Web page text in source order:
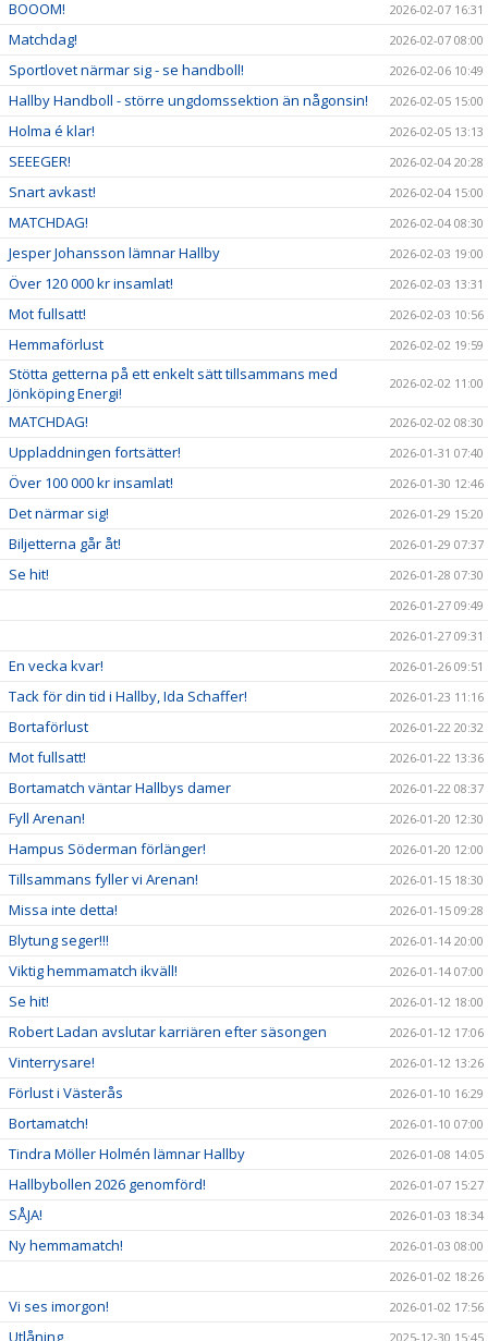
BOOOM! 2026-02-07 16:31
Matchdag! 2026-02-07 08:00
Sportlovet närmar sig - se handboll! 2026-02-06 10:49
Hallby Handboll - större ungdomssektion än någonsin! 2026-02-05 15:00
Holma é klar! 2026-02-05 13:13
SEEEGER! 2026-02-04 20:28
Snart avkast! 2026-02-04 15:00
MATCHDAG! 2026-02-04 08:30
Jesper Johansson lämnar Hallby 2026-02-03 19:00
Över 120 000 kr insamlat! 2026-02-03 13:31
Mot fullsatt! 2026-02-03 10:56
Hemmaförlust 2026-02-02 19:59
Stötta getterna på ett enkelt sätt tillsammans med
Jönköping Energi!
2026-02-02 11:00
MATCHDAG! 2026-02-02 08:30
Uppladdningen fortsätter! 2026-01-31 07:40
Över 100 000 kr insamlat! 2026-01-30 12:46
Det närmar sig! 2026-01-29 15:20
Biljetterna går åt! 2026-01-29 07:37
Se hit!
2026-01-28 07:30
2026-01-27 09:49
2026-01-27 09:31
En vecka kvar! 2026-01-26 09:51
Tack för din tid i Hallby, Ida Schaffer! 2026-01-23 11:16
Bortaförlust 2026-01-22 20:32
Mot fullsatt! 2026-01-22 13:36
Bortamatch väntar Hallbys damer 2026-01-22 08:37
Fyll Arenan! 2026-01-20 12:30
Hampus Söderman förlänger! 2026-01-20 12:00
Tillsammans fyller vi Arenan! 2026-01-15 18:30
Missa inte detta! 2026-01-15 09:28
Blytung seger!!! 2026-01-14 20:00
Viktig hemmamatch ikväll! 2026-01-14 07:00
Se hit! 2026-01-12 18:00
Robert Ladan avslutar karriären efter säsongen 2026-01-12 17:06
Vinterrysare! 2026-01-12 13:26
Förlust i Västerås 2026-01-10 16:29
Bortamatch! 2026-01-10 07:00
Tindra Möller Holmén lämnar Hallby 2026-01-08 14:05
Hallbybollen 2026 genomförd! 2026-01-07 15:27
SÅJA! 2026-01-03 18:34
Ny hemmamatch!
2026-01-03 08:00
2026-01-02 18:26
Vi ses imorgon! 2026-01-02 17:56
Utlåning 2025-12-30 15:45